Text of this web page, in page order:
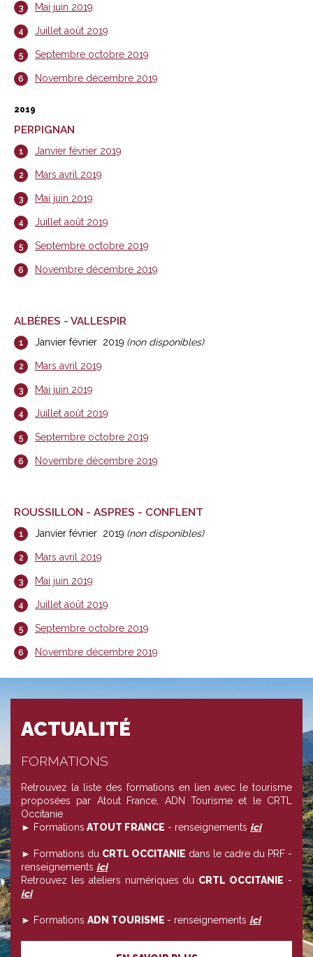
Mai juin 2019
Juillet août 2019
Septembre octobre 2019
Novembre décembre 2019
2019
PERPIGNAN
Janvier février 2019
Mars avril 2019
Mai juin 2019
Juillet août 2019
Septembre octobre 2019
Novembre décembre 2019
ALBÈRES - VALLESPIR
Janvier février 2019 (non disponibles)
Mars avril 2019
Mai juin 2019
Juillet août 2019
Septembre octobre 2019
Novembre décembre 2019
ROUSSILLON - ASPRES - CONFLENT
Janvier février 2019 (non disponibles)
Mars avril 2019
Mai juin 2019
Juillet août 2019
Septembre octobre 2019
Novembre décembre 2019
ACTUALITÉ
FORMATIONS
Retrouvez la liste des formations en lien avec le tourisme
proposées par Atout France, ADN Tourisme et le CRTL
Occitanie
► Formations ATOUT FRANCE - renseignements ici
► Formations du CRTL OCCITANIE dans le cadre du PRF -
renseignements ici
Retrouvez les ateliers numériques du CRTL OCCITANIE -
ici
► Formations ADN TOURISME - renseignements ici